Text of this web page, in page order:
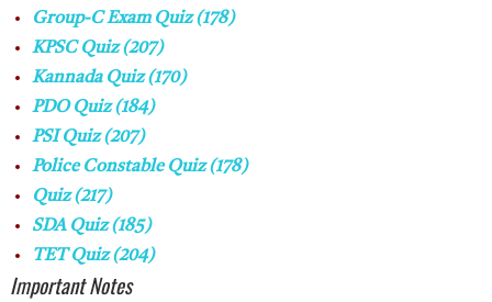
Group-C Exam Quiz(178)
KPSC Quiz(207)
Kannada Quiz(170)
PDO Quiz(184)
PSI Quiz(207)
Police Constable Quiz(178)
Quiz(217)
SDA Quiz(185)
TET Quiz(204)
Important Notes